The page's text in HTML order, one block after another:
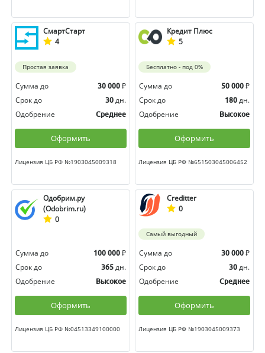
СмартСтарт
4
Простая заявка
Сумма до 30 000 ₽
Срок до
30 дн.
Одобрение
Среднее
Оформить
Лицензия ЦБ РФ №1903045009318
Кредит Плюс
5
Бесплатно - под 0%
Сумма до 50 000 ₽
Срок до
180 дн.
Одобрение
Высокое
Оформить
Лицензия ЦБ РФ №651503045006452
Одобрим.ру
(Odobrim.ru)
0
Сумма до 100 000 ₽
Срок до
365 дн.
Одобрение
Высокое
Оформить
Лицензия ЦБ РФ №04513349100000
Creditter
0
Самый выгодный
Сумма до 30 000 ₽
Срок до
30 дн.
Одобрение
Среднее
Оформить
Лицензия ЦБ РФ №1903045009373